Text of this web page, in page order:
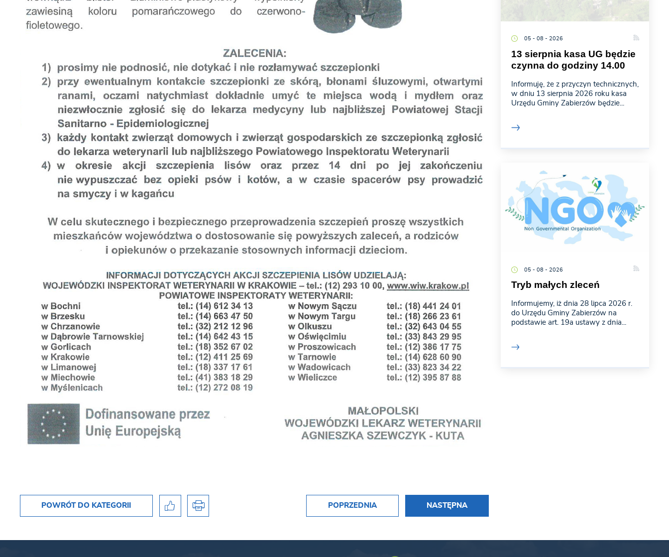
POWRÓT DO KATEGORII POPRZEDNIA NASTĘPNA
05 - 08 - 2026
13 sierpnia kasa UG będzie
czynna do godziny 14.00
Informuję, że z przyczyn technicznych,
w dniu 13 sierpnia 2026 roku kasa
Urzędu Gminy Zabierzów będzie...
05 - 08 - 2026
Tryb małych zleceń
Informujemy, iż dnia 28 lipca 2026 r.
do Urzędu Gminy Zabierzów na
podstawie art. 19a ustawy z dnia...